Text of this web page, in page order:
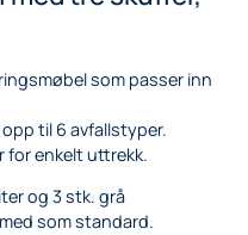
som passer inn
til 6 avfallstyper.
for enkelt uttrekk.
og 3 stk. grå
som standard.